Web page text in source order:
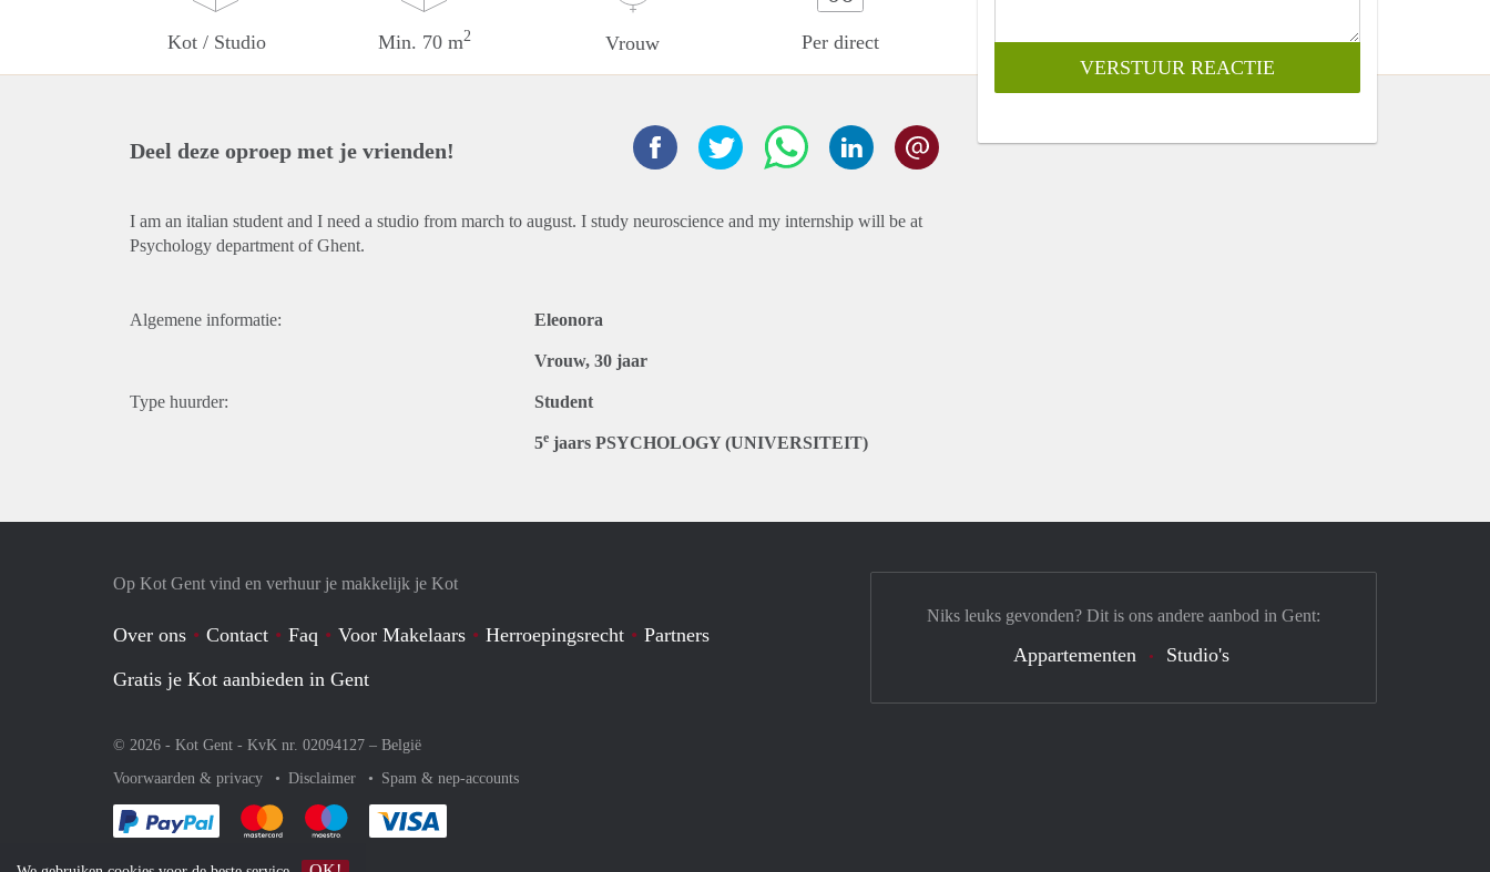
Kot / Studio Min. 70 m2 Vrouw Per direct
Deel deze oproep met je vrienden!
I am an italian student and I need a studio from march to august. I study neuroscience and my internship will be at
Psychology department of Ghent.
Algemene informatie: Eleonora
Vrouw, 30 jaar
Type huurder: Student
5e jaars PSYCHOLOGY (UNIVERSITEIT)
Op Kot Gent vind en verhuur je makkelijk je Kot
Over ons Contact Faq Voor Makelaars Herroepingsrecht
Partners
Gratis je Kot aanbieden in Gent
© 2026 - Kot Gent - KvK nr. 02094127 – België
Voorwaarden & privacy
Disclaimer Spam & nep-accounts
Je rekent gemakkelijk af met Paypal
Je rekent gemakkelijk af met Mastercard
Je rekent gemakkelijk af met Meastro
Niks leuks gevonden? Dit is ons andere aanbod in Gent:
Appartementen Studio's